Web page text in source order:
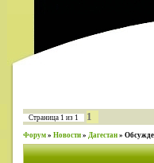
Страница 1 из 1 1
Форум » Новости » Дагестан »